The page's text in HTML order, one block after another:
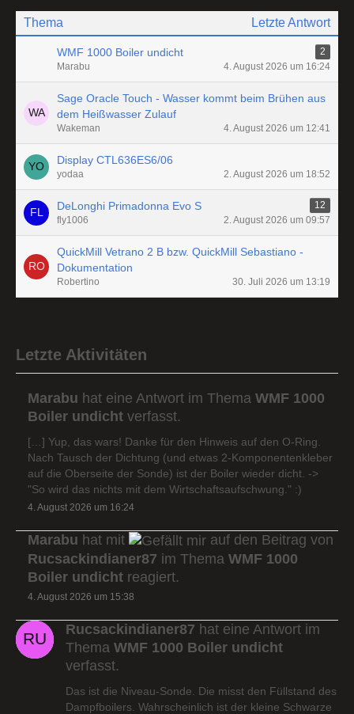
Thema Letzte Antwort
WMF 1000 Boiler undicht
2
Marabu
4. August 2026 um 16:24
Sage Oracle Touch - Wasser kommt beim Brühen aus
dem Heißwasser Zulauf
Wakeman 4. August 2026 um 12:41
Display CTL636ES6/06
yodaa 2. August 2026 um 18:52
DeLonghi Primadonna Evo S
12
fly1006
2. August 2026 um 09:57
QuickMill Vetrano 2 B bzw. QuickMill Sebastiano -
Dokumentation
Robertino 30. Juli 2026 um 13:19
Letzte Aktivitäten
Marabu hat eine Antwort im Thema WMF 1000
Boiler undicht verfasst.
[…] Yup, das wars! Danke für den Hinweis auf den O-Ring.
Nach Tausch der Dichtung (und etwas 2-Komponentenkleber
auf die Oberseite der Sonde) ist der Boiler wieder dicht. ->
"So wird das nichts mit dem Wirtschaftsaufschwung." :)
4. August 2026 um 16:24
Marabu hat mit
auf den Beitrag von
Rucsackindianer87 im Thema WMF 1000
Boiler undicht reagiert.
4. August 2026 um 15:38
Rucsackindianer87 hat eine Antwort im
Thema WMF 1000 Boiler undicht
verfasst.
Das ist die Niveau-Sonde. Die misst den Füllstand des
Dampfboilers. Wahrscheinlich ist der kleine Schwarze